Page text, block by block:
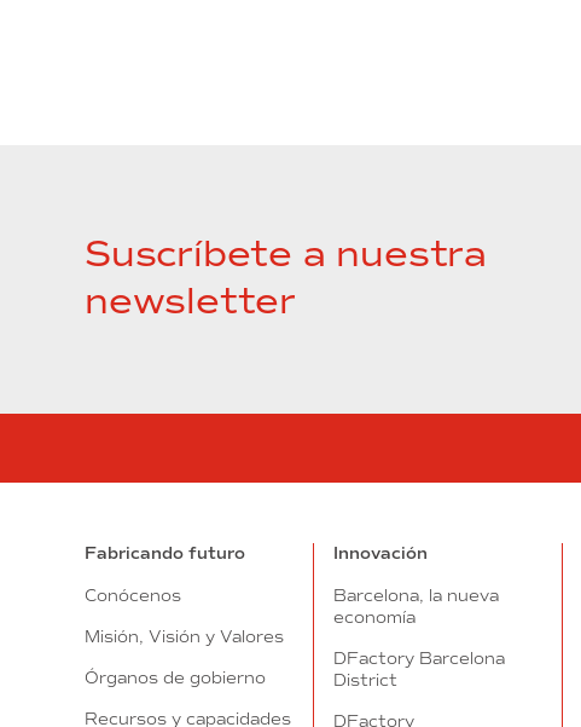
Suscríbete a nuestra
newsletter
Fabricando futuro
Conócenos
Misión, Visión y Valores
Órganos de gobierno
Recursos y capacidades
Innovación
Barcelona, la nueva
economía
DFactory Barcelona
District
DFactory